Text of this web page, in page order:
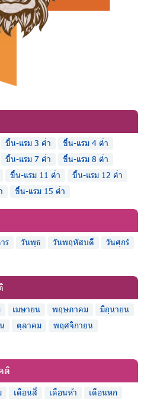
ขึ้น-แรม 3 ค่ำ
ขึ้น-แรม 4 ค่ำ
ขึ้น-แรม 7 ค่ำ
ขึ้น-แรม 8 ค่ำ
ขึ้น-แรม 11 ค่ำ
ขึ้น-แรม 12 ค่ำ
ขึ้น-แรม 15 ค่ำ
ร วันพุธ วันพฤหัสบดี
วันศุกร์
เมษายน พฤษภาคม
มิถุนายน
ตุลาคม
พฤศจิกายน
ติ
เดือนสี่ เดือนห้า
เดือนหก